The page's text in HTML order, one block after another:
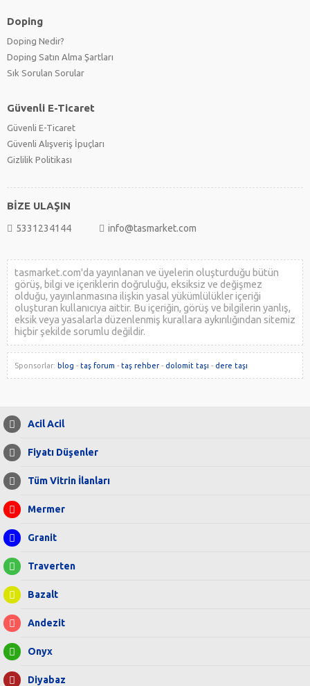
Doping
Doping Nedir?
Doping Satın Alma Şartları
Sık Sorulan Sorular
Güvenli E-Ticaret
Güvenli E-Ticaret
Güvenli Alışveriş İpuçları
Gizlilik Politikası
BİZE ULAŞIN
5331234144 info@tasmarket.com
tasmarket.com'da yayınlanan ve üyelerin oluşturduğu bütün
görüş, bilgi ve içeriklerin doğruluğu, eksiksiz ve değişmez
olduğu, yayınlanmasına ilişkin yasal yükümlülükler içeriği
oluşturan kullanıcıya aittir. Bu içeriğin, görüş ve bilgilerin yanlış,
eksik veya yasalarla düzenlenmiş kurallara aykırılığından sitemiz
hiçbir şekilde sorumlu değildir.
Sponsorlar: blog - taş forum - taş rehber - dolomit taşı - dere taşı
Acil Acil
Fiyatı Düşenler
Tüm Vitrin İlanları
Mermer
Granit
Traverten
Bazalt
Andezit
Onyx
Diyabaz